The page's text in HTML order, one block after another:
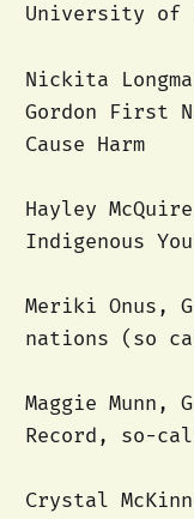
University of
Nickita
Gordon First
Cause Harm
Hayley
Indigenous
Meriki Onus,
nations (so
Maggie Munn,
Record, so-
Crystal